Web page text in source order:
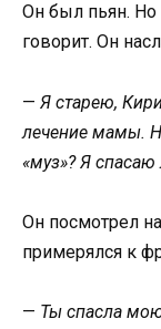
Он был пьян. Но
говорит. Он
— Я старею,
лечение мамы.
«муз»? Я
Он посмотрел
примерялся к
— Ты спасла